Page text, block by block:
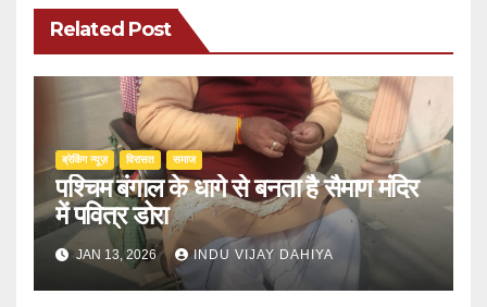
Related Post
ब्रेकिंग न्यूज़ ‍‍विरासत समाज
पश्चिम बंगाल के धागे से बनता है सैमाण मंदिर
में पवित्र डोरा
JAN 13, 2026 INDU VIJAY DAHIYA